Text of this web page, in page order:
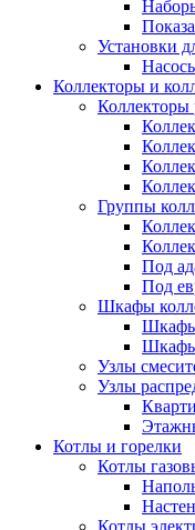
Установки
Коллекторы и
Коллекторы
Группы
Под
Под
Шкафы
Шкафы
Узлы
Узлы
Котлы и горелки
Котлы
Котлы